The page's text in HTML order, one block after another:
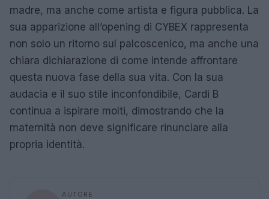
madre, ma anche come artista e figura pubblica. La
sua apparizione all’opening di CYBEX rappresenta
non solo un ritorno sul palcoscenico, ma anche una
chiara dichiarazione di come intende affrontare
questa nuova fase della sua vita. Con la sua
audacia e il suo stile inconfondibile, Cardi B
continua a ispirare molti, dimostrando che la
maternità non deve significare rinunciare alla
propria identità.
AUTORE